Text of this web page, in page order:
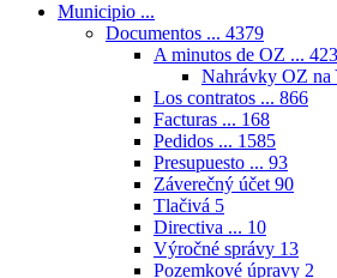
Municipio ...
Documentos ... 4379
A minutos de OZ ... 423
Nahrávky OZ na
Los contratos ... 866
Facturas ... 168
Pedidos ... 1585
Presupuesto ... 93
Záverečný účet 90
Tlačivá 5
Directiva ... 10
Výročné správy 13
Pozemkové úpravy 2